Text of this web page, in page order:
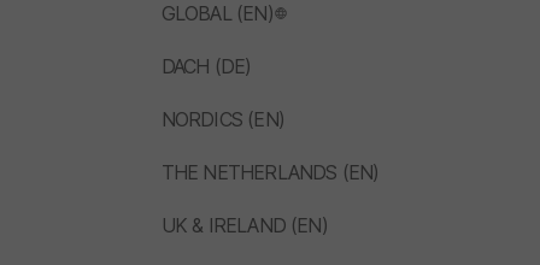
GLOBAL (EN)
DACH (DE)
NORDICS (EN)
THE NETHERLANDS (EN)
UK & IRELAND (EN)